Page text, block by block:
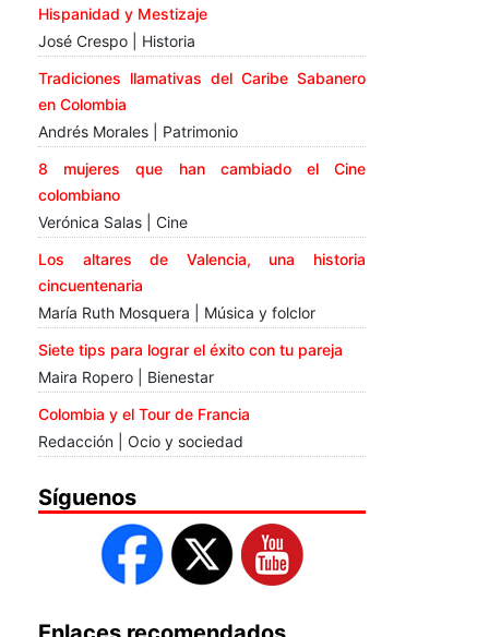
Hispanidad y Mestizaje
José Crespo | Historia
Tradiciones llamativas del Caribe Sabanero
en Colombia
Andrés Morales | Patrimonio
8 mujeres que han cambiado el Cine
colombiano
Verónica Salas | Cine
Los altares de Valencia, una historia
cincuentenaria
María Ruth Mosquera | Música y folclor
Siete tips para lograr el éxito con tu pareja
Maira Ropero | Bienestar
Colombia y el Tour de Francia
Redacción | Ocio y sociedad
Síguenos